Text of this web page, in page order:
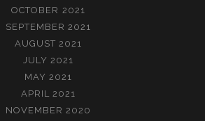
OCTOBER 2021
SEPTEMBER 2021
AUGUST 2021
JULY 2021
MAY 2021
APRIL 2021
NOVEMBER 2020